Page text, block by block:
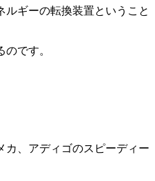
ルギーの転換装置ということ
です。
カ、アディゴのスピーディー